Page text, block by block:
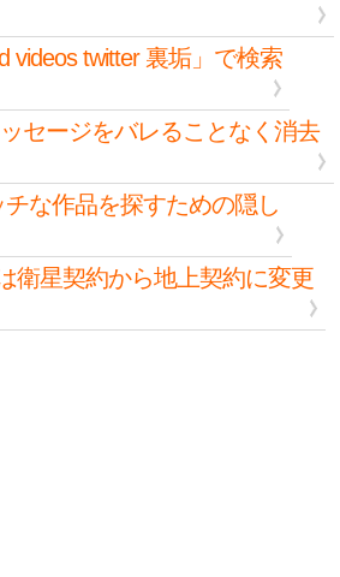
videos twitter 裏垢」で検索
セージをバレることなく消去
チな作品を探すための隠し
衛星契約から地上契約に変更